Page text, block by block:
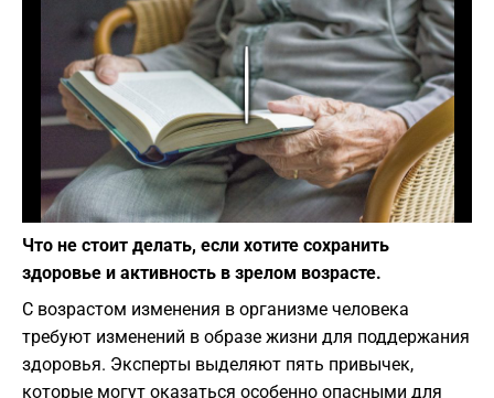
Play
Фото: pixabay.com
Что не стоит делать, если хотите сохранить
здоровье и активность в зрелом возрасте.
C возрастом изменения в организме человека
требуют изменений в образе жизни для поддержания
здоровья. Эксперты выделяют пять привычек,
которые могут оказаться особенно опасными для